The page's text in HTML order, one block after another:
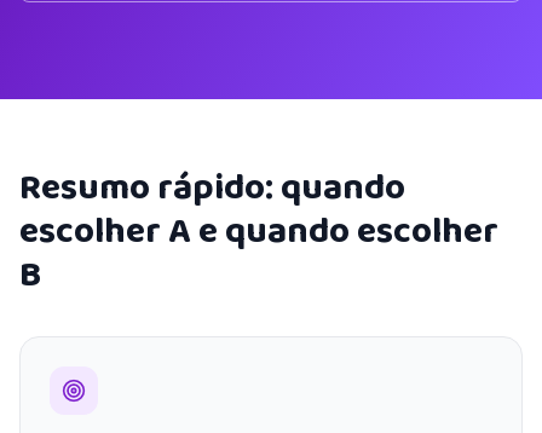
Resumo rápido: quando
escolher A e quando escolher
B